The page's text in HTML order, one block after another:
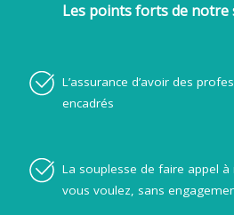
Les points forts de notre
L’assurance d’avoir des
encadrés
La souplesse de faire appel
vous voulez, sans